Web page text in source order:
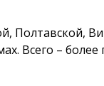
Полтавской,
Всего – более